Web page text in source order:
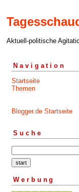
Aktuell-politische
Navigation
Startseite
Themen
Blogger.de Startseite
Suche
Werbung